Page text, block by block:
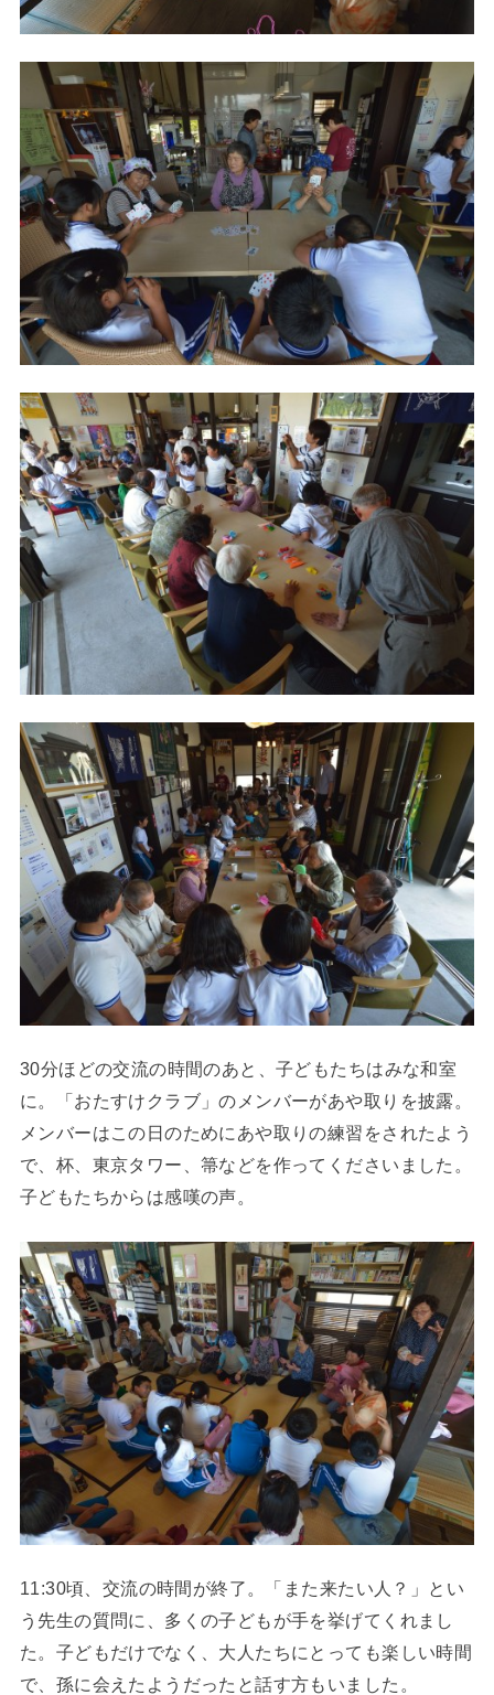
30分ほどの交流の時間のあと、子どもたちはみな和室
に。「おたすけクラブ」のメンバーがあや取りを披露。
メンバーはこの日のためにあや取りの練習をされたよう
で、杯、東京タワー、箒などを作ってくださいました。
子どもたちからは感嘆の声。
11:30頃、交流の時間が終了。「また来たい人？」とい
う先生の質問に、多くの子どもが手を挙げてくれまし
た。子どもだけでなく、大人たちにとっても楽しい時間
で、孫に会えたようだったと話す方もいました。